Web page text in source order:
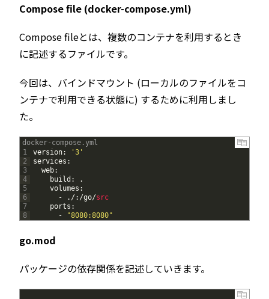
Compose file (docker-compose.yml)
Compose fileとは、複数のコンテナを利用するとき
に記述するファイルです。
今回は、バインドマウント (ローカルのファイルをコ
ンテナで利用できる状態に) するために利用しまし
た。
docker-compose.yml
1
2
3
4
5
6
7
8
version:
'3'
services :
web:
build :
.
volumes :
-
. /: /go/src
ports :
-
"8080:8080"
go.mod
パッケージの依存関係を記述していきます。